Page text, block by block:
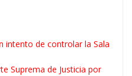
intento de controlar la Sala
Suprema de Justicia por